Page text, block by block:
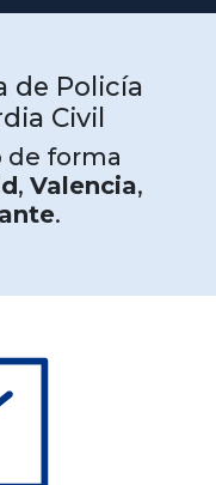
de Policía
Civil
de forma
, Valencia,
.